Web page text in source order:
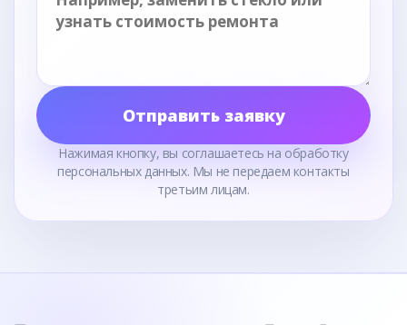
Отправить заявку
Нажимая кнопку, вы соглашаетесь на обработку
персональных данных. Мы не передаем контакты
третьим лицам.